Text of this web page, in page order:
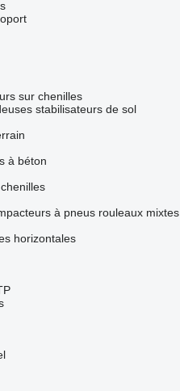
sur chenilles
stabilisateurs de sol
à béton
à pneus rouleaux mixtes
horizontales